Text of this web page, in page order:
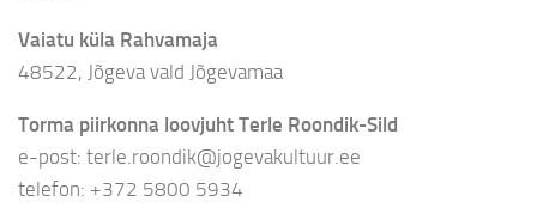
Vaiatu küla Rahvamaja
48522, Jõgeva vald Jõgevamaa
Torma piirkonna loovjuht Terle Roondik-Sild
e-post: terle.roondik@jogevakultuur.ee
telefon: +372 5800 5934